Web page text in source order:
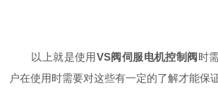
以上就是使用VS阀伺服电机控制阀时
户在使用时需要对这些有一定的了解才能保